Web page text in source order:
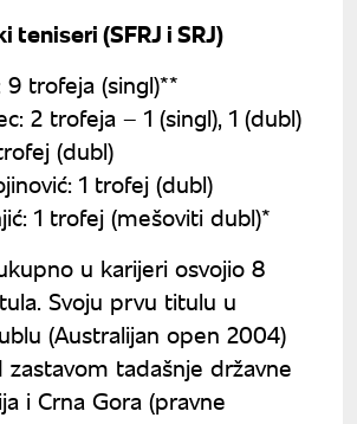
teniseri (SFRJ i SRJ)
9 trofeja (singl)**
2 trofeja – 1 (singl), 1 (dubl)
(dubl)
1 trofej (dubl)
1 trofej (mešoviti dubl)*
u karijeri osvojio 8
Svoju prvu titulu u
(Australijan open 2004)
tadašnje državne
i Crna Gora (pravne